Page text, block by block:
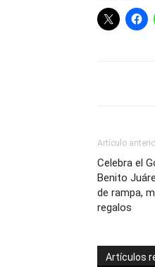
Artículo
Celebra el
Benito
de rampa,
regalos
Artículos